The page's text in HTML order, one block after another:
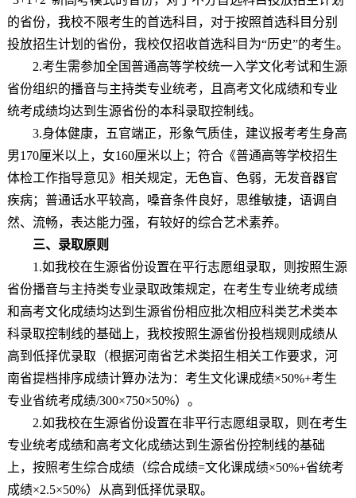
的省份，我校不限考生的首选科目，对于按照首选科目分别
投放招生计划的省份，我校仅招收首选科目为“历史”的考生。
2.考生需参加全国普通高等学校统一入学文化考试和生源
省份组织的播音与主持类专业统考，且高考文化成绩和专业
统考成绩均达到生源省份的本科录取控制线。
3.身体健康，五官端正，形象气质佳，建议报考考生身高
男170厘米以上，女160厘米以上；符合《普通高等学校招生
体检工作指导意见》相关规定，无色盲、色弱，无发音器官
疾病；普通话水平较高，嗓音条件良好，思维敏捷，语调自
然、流畅，表达能力强，有较好的综合艺术素养。
三、录取原则
1.如我校在生源省份设置在平行志愿组录取，则按照生源
省份播音与主持类专业录取政策规定，在考生专业统考成绩
和高考文化成绩均达到生源省份相应批次相应科类艺术类本
科录取控制线的基础上，我校按照生源省份投档规则成绩从
高到低择优录取（根据河南省艺术类招生相关工作要求，河
南省提档排序成绩计算办法为：考生文化课成绩×50%+考生
专业省统考成绩/300×750×50%）。
2.如我校在生源省份设置在非平行志愿组录取，则在考生
专业统考成绩和高考文化成绩达到生源省份控制线的基础
上，按照考生综合成绩（综合成绩=文化课成绩×50%+省统考
成绩×2.5×50%）从高到低择优录取。